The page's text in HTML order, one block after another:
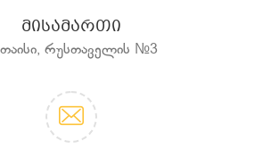
ᲛᲘᲡᲐᲛᲐᲠᲗᲘ
რუსთაველის №3